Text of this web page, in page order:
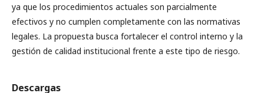
ya que los procedimientos actuales son parcialmente
efectivos y no cumplen completamente con las normativas
legales. La propuesta busca fortalecer el control interno y la
gestión de calidad institucional frente a este tipo de riesgo.
Descargas